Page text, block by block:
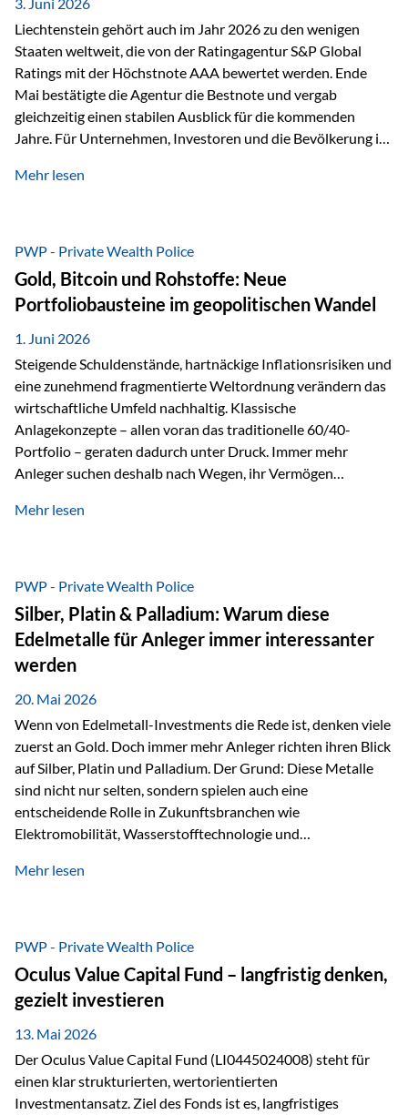
Liechtenstein gehört auch im Jahr 2026 zu den wenigen
Staaten weltweit, die von der Ratingagentur S&P Global
Ratings mit der Höchstnote AAA bewertet werden. Ende
Mai bestätigte die Agentur die Bestnote und vergab
gleichzeitig einen stabilen Ausblick für die kommenden
Jahre. Für Unternehmen, Investoren und die Bevölkerung ist
finanzielle Stabilität des Landes sowie das Vertrauen
trotz Herausforderungen Die weltwirtschaftlichen
Rahmenbedingungen bleiben anspruchsvoll. Geopolitische
Unsicherheiten, eine verhaltene Investitionstätigkeit und
eine schwächere Nachfrage in wichtigen Exportmärkten
beeinflussen auch die liechtensteinische Wirtschaft.
Dennoch sieht…
Mehr lesen
PWP - Private Wealth Police
Gold, Bitcoin und Rohstoffe: Neue
Portfoliobausteine im geopolitischen Wandel
1. Juni 2026
Steigende Schuldenstände, hartnäckige Inflationsrisiken und
eine zunehmend fragmentierte Weltordnung verändern das
wirtschaftliche Umfeld nachhaltig. Klassische
Anlagekonzepte – allen voran das traditionelle 60/40-
Portfolio – geraten dadurch unter Druck. Immer mehr
Anleger suchen deshalb nach Wegen, ihr Vermögen
Unsicherheit abzusichern. Genau hier rücken reale und
monetäre Rolle zurück Gold erlebt derzeit eine
bemerkenswerte Renaissance als monetärer Wertspeicher.
Treiber sind Rekordkäufe der Zentralbanken, geopolitische
Spannungen und ein schleichender Vertrauensverlust in
ungedeckte Papierwährungen. Wie groß dieser
Vertrauensverlust ausfällt, zeigt ein nüchterner
Mehr lesen
PWP - Private Wealth Police
Silber, Platin & Palladium: Warum diese
Edelmetalle für Anleger immer interessanter
werden
20. Mai 2026
Wenn von Edelmetall-Investments die Rede ist, denken viele
zuerst an Gold. Doch immer mehr Anleger richten ihren Blick
auf Silber, Platin und Palladium. Der Grund: Diese Metalle
sind nicht nur selten, sondern spielen auch eine
entscheidende Rolle in Zukunftsbranchen wie
Elektromobilität, Wasserstofftechnologie und
Faktoren für Investoren – begrenztes Angebot und
klassischer „Sicherheitsanker“ gilt, bieten Silber, Platin und
Palladium zusätzlich die Chance, von technologischen
Entwicklungen zu profitieren. Die Nachfrage entsteht nicht
nur durch Anleger, sondern vor allem durch die Industrie.
Gerade in…
Mehr lesen
PWP - Private Wealth Police
Oculus Value Capital Fund – langfristig denken,
gezielt investieren
13. Mai 2026
Der Oculus Value Capital Fund (LI0445024008) steht für
einen klar strukturierten, wertorientierten
Investmentansatz. Ziel des Fonds ist es, langfristiges